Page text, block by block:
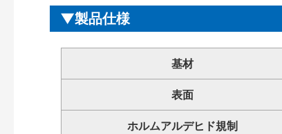
製品仕様
基材
表面
ホルムアルデヒド規制